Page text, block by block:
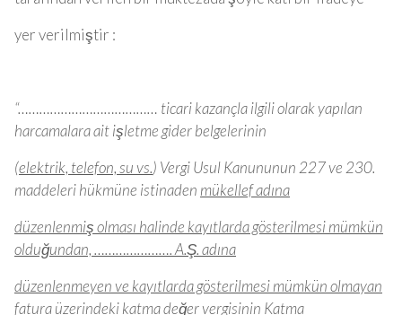
yer verilmiştir :
“………………………………… ticari kazançla ilgili olarak yapılan
harcamalara ait işletme gider belgelerinin
(elektrik, telefon, su vs.) Vergi Usul Kanununun 227 ve 230.
maddeleri hükmüne istinaden mükellef adına
düzenlenmiş olması halinde kayıtlarda gösterilmesi mümkün
olduğundan, …………………. A.Ş. adına
düzenlenmeyen ve kayıtlarda gösterilmesi mümkün olmayan
faturaüzerindeki katma değer vergisinin Katma